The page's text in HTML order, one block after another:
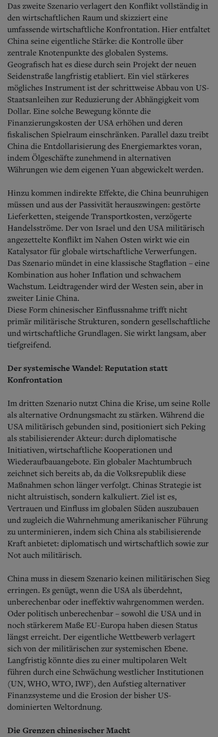
Das zweite Szenario verlagert den Konflikt vollständig in
den wirtschaftlichen Raum und skizziert eine
umfassende wirtschaftliche Konfrontation. Hier entfaltet
China seine eigentliche Stärke: die Kontrolle über
zentrale Knotenpunkte des globalen Systems.
Geografisch hat es diese durch sein Projekt der neuen
Seidenstraße langfristig etabliert. Ein viel stärkeres
mögliches Instrument ist der schrittweise Abbau von US-
Staatsanleihen zur Reduzierung der Abhängigkeit vom
Dollar. Eine solche Bewegung könnte die
Finanzierungskosten der USA erhöhen und deren
fiskalischen Spielraum einschränken. Parallel dazu treibt
China die Entdollarisierung des Energiemarktes voran,
indem Ölgeschäfte zunehmend in alternativen
Währungen wie dem eigenen Yuan abgewickelt werden.
Hinzu kommen indirekte Effekte, die China beunruhigen
müssen und aus der Passivität herauszwingen: gestörte
Lieferketten, steigende Transportkosten, verzögerte
Handelsströme. Der von Israel und den USA militärisch
angezettelte Konflikt im Nahen Osten wirkt wie ein
Katalysator für globale wirtschaftliche Verwerfungen.
Das Szenario mündet in eine klassische Stagflation – eine
Kombination aus hoher Inflation und schwachem
Wachstum. Leidtragender wird der Westen sein, aber in
zweiter Linie China.
Diese Form chinesischer Einflussnahme trifft nicht
primär militärische Strukturen, sondern gesellschaftliche
und wirtschaftliche Grundlagen. Sie wirkt langsam, aber
tief­greifend.
Der systemische Wandel: Reputation statt
Konfrontation
Im dritten Szenario nutzt China die Krise, um seine Rolle
als alternative Ordnungsmacht zu stärken. Während die
USA militärisch gebunden sind, positioniert sich Peking
als stabilisierender Akteur: durch diplomatische
Initiativen, wirtschaftliche Kooperationen und
Wiederaufbauangebote. Ein globaler Machtumbruch
zeichnet sich bereits ab, da die Volksrepublik diese
Maßnahmen schon länger verfolgt. Chinas Strategie ist
nicht altruistisch, sondern kalkuliert. Ziel ist es,
Vertrauen und Einfluss im globalen Süden auszubauen
und zugleich die Wahrnehmung amerikanischer Führung
zu unterminieren, indem sich China als stabilisierende
Kraft anbietet: diplomatisch und wirtschaftlich sowie zur
Not auch militärisch.
China muss in diesem Szenario keinen militärischen Sieg
erringen. Es genügt, wenn die USA als überdehnt,
unberechenbar oder ineffektiv wahrgenommen werden.
Oder politisch unberechenbar – sowohl die USA und in
noch stärkerem Maße EU-Europa haben diesen Status
längst erreicht. Der eigentliche Wettbewerb verlagert
sich von der militärischen zur systemischen Ebene.
Langfristig könnte dies zu einer multipolaren Welt
führen durch eine Schwächung westlicher Institutionen
(UN, WHO, WTO, IWF), den Aufstieg alternativer
Finanzsysteme und die Erosion der bisher US-
dominierten Weltordnung.
Die Grenzen chinesischer Macht